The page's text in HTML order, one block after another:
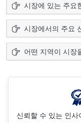
시장에 있는 주요
시장에서의 주요
어떤 지역이 시장
신뢰할 수 있는 인